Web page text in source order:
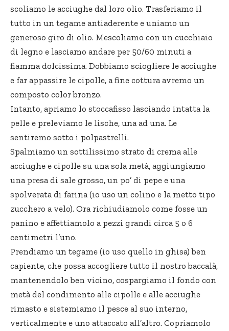
scoliamo le acciughe dal loro olio. Trasferiamo il
tutto in un tegame antiaderente e uniamo un
generoso giro di olio. Mescoliamo con un cucchiaio
di legno e lasciamo andare per 50/60 minuti a
fiamma dolcissima. Dobbiamo sciogliere le acciughe
e far appassire le cipolle, a fine cottura avremo un
composto color bronzo.
Intanto, apriamo lo stoccafisso lasciando intatta la
pelle e preleviamo le lische, una ad una. Le
sentiremo sotto i polpastrelli.
Spalmiamo un sottilissimo strato di crema alle
acciughe e cipolle su una sola metà, aggiungiamo
una presa di sale grosso, un po’ di pepe e una
spolverata di farina (io uso un colino e la metto tipo
zucchero a velo). Ora richiudiamolo come fosse un
panino e affettiamolo a pezzi grandi circa 5 o 6
centimetri l’uno.
Prendiamo un tegame (io uso quello in ghisa) ben
capiente, che possa accogliere tutto il nostro baccalà,
mantenendolo ben vicino, cospargiamo il fondo con
metà del condimento alle cipolle e alle acciughe
rimasto e sistemiamo il pesce al suo interno,
verticalmente e uno attaccato all’altro. Copriamolo